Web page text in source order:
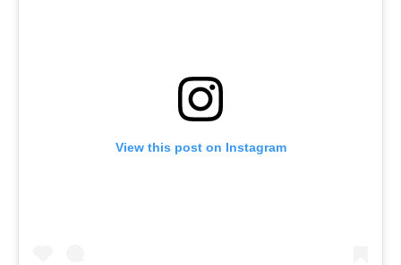
View this post on Instagram